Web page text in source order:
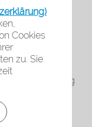
Cookies
zu. Sie
Typ A
gutes
Polizeidienst